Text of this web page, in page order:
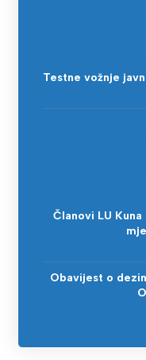
Testne vožnje
Članovi LU
Obavijest o